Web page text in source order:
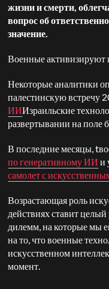
жизни и смерти,
вопрос об
значение.
Военные активизируют
Некоторые аналитики
палестинскую встречу
ИИИзраильские
развертывании на поле
В последние месяцы,t
по генеративному ИИ и
самолет с
Возрастающая роль
действиях ставит
дилемм, на которые мы
на то, что военные
искусственном
момент.